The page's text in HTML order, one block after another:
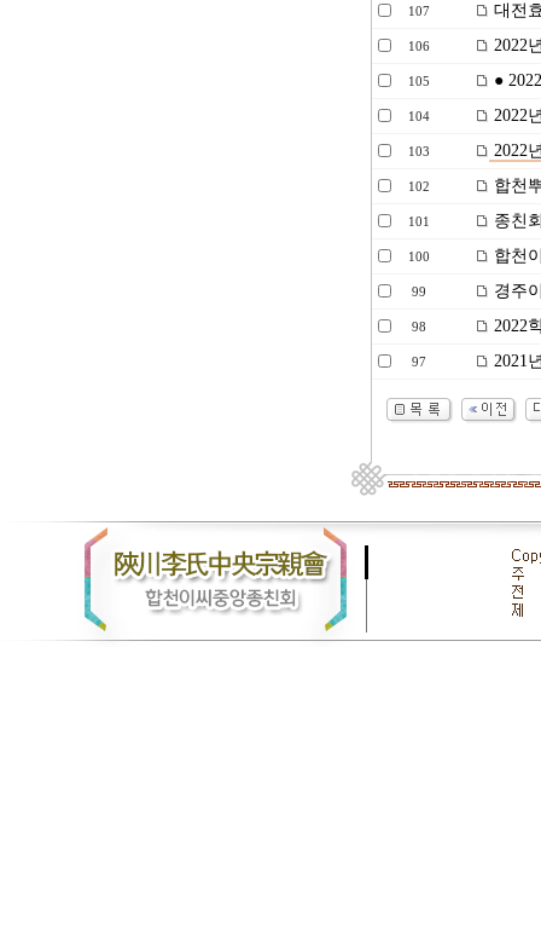
107 대전
106 2022
105 ●
104 2022
103 2022
102 합천
101 종친
100 합천
99 경주
98 2022
97 2021